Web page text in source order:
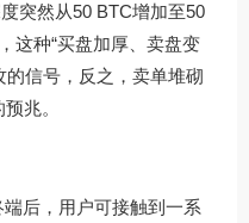
突然从50 BTC增加至50
这种“买盘加厚、卖盘变
的信号，反之，卖单堆砌
兆。
后，用户可接触到一系